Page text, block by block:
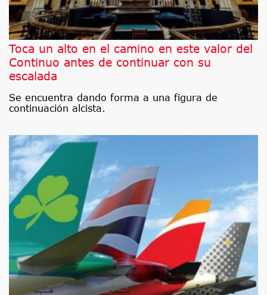
Toca un alto en el camino en este valor del
Continuo antes de continuar con su
escalada
Se encuentra dando forma a una figura de
continuación alcista.